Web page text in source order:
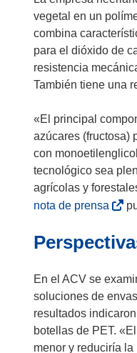
vegetal en un
combina
para el dióxido de
resistencia
También tiene una
«El principal
azúcares (fructosa)
con
tecnológico sea
agrícolas y
nota de prensa
e
r
á
En el ACV se
soluciones de
resultados
botellas de PET.
menor y reduciría